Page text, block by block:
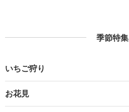
季節特集
いちご狩り
お花見